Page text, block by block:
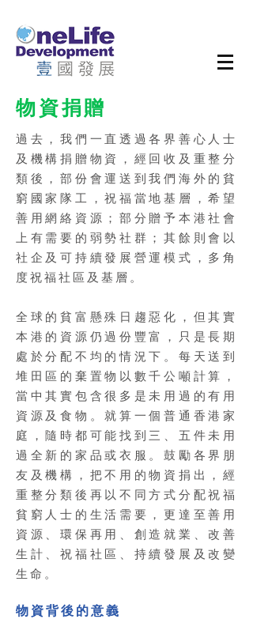
物資捐贈
過去，我們一直透過各界善心人士
及機構捐贈物資，經回收及重整分
類後，部份會運送到我們海外的貧
窮國家隊工，祝福當地基層，希望
善用網絡資源；部分贈予本港社會
上有需要的弱勢社群；其餘則會以
社企及可持續發展營運模式，多角
度祝福社區及基層。
全球的貧富懸殊日趨惡化，但其實
本港的資源仍過份豐富，只是長期
處於分配不均的情況下。每天送到
堆田區的棄置物以數千公噸計算，
當中其實包含很多是未用過的有用
資源及食物。就算一個普通香港家
庭，隨時都可能找到三、五件未用
過全新的家品或衣服。鼓勵各界朋
友及機構，把不用的物資捐出，經
重整分類後再以不同方式分配祝福
貧窮人士的生活需要，更達至善用
資源、環保再用、創造就業、改善
生計、祝福社區、持續發展及改變
生命。
物資背後的意義